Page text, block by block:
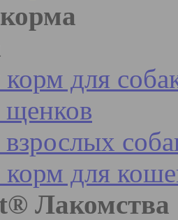
для
для
Лакомства